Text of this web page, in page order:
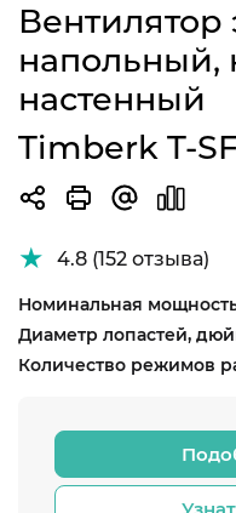
Вентилятор
напольный,
настенный
Timberk T-
4.8 (152 отзыва)
Номинальная
Диаметр лопастей,
Количество режимов